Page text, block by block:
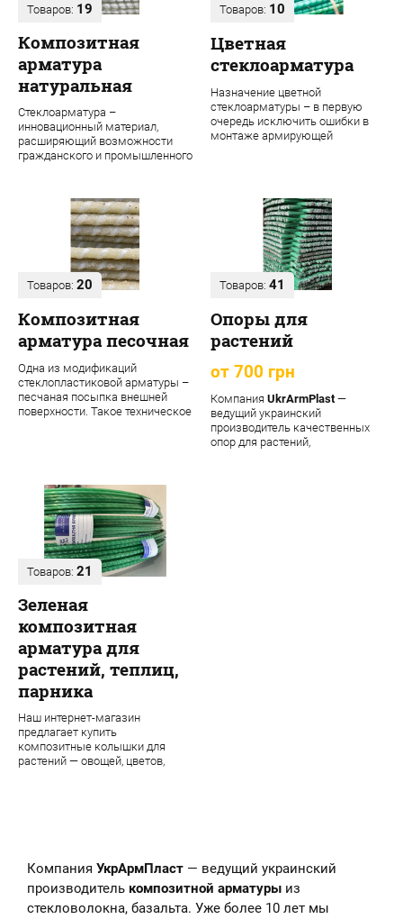
Товаров: 19
Композитная
арматура
натуральная
Стеклоарматура –
инновационный материал,
расширяющий возможности
гражданского и промышленного
Товаров: 10
Цветная
стеклоарматура
Назначение цветной
стеклоарматуры – в первую
очередь исключить ошибки в
монтаже армирующей
Товаров: 20
Композитная
арматура песочная
Одна из модификаций
стеклопластиковой арматуры –
песчаная посыпка внешней
поверхности. Такое техническое
Товаров: 41
Опоры для
растений
от 700 грн
Компания UkrArmPlast—
ведущий украинский
производитель качественных
опор для растений,
Товаров: 21
Зеленая
композитная
арматура для
растений, теплиц,
парника
Наш интернет-магазин
предлагает купить
композитные колышки для
растений — овощей, цветов,
Компания УкрАрмПласт — ведущий украинский
производитель композитной арматуры из
стекловолокна, базальта. Уже более 10 лет мы